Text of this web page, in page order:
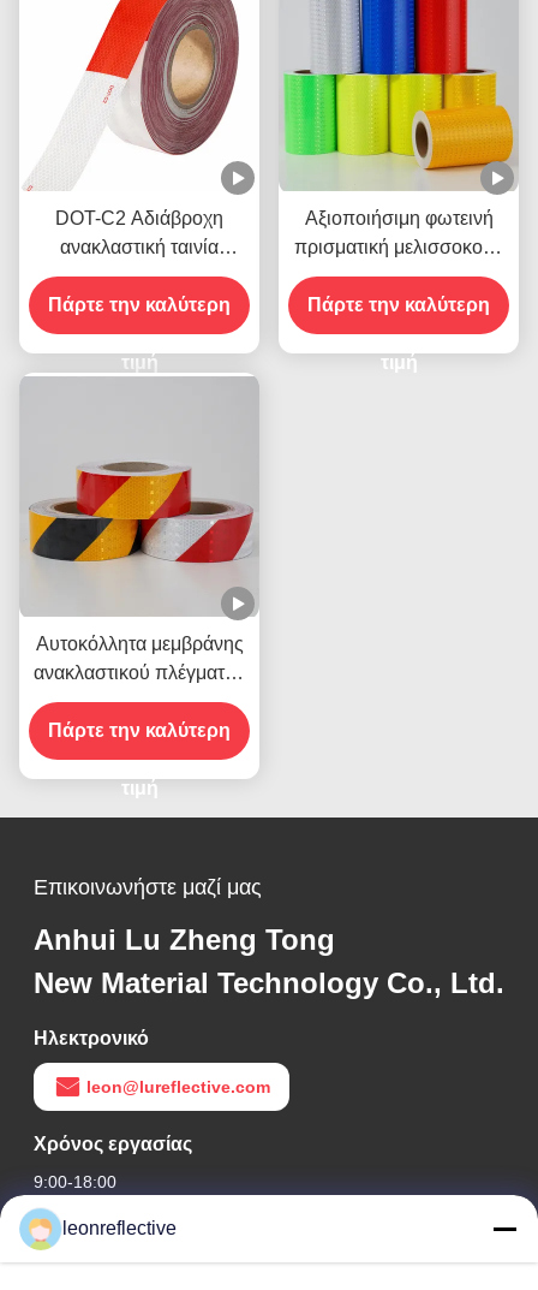
DOT-C2 Αδιάβροχη
ανακλαστική ταινία
ασφαλείας σε κόκκινο και
λευκό
Πάρτε την καλύτερη
τιμή
Αξιοποιήσιμη φωτεινή
πρισματική μελισσοκομή
αντανακλαστική σήμανση
ασφαλείας
Πάρτε την καλύτερη
τιμή
Αυτοκόλλητα μεμβράνης
ανακλαστικού πλέγματος
Crystal Grid, αυτοκόλλητο
πλέγμα ανακλαστικού
βινυλίου για σήμανση
δρόμων
Πάρτε την καλύτερη
τιμή
Επικοινωνήστε μαζί μας
Anhui Lu Zheng Tong
New Material Technology Co., Ltd.
Ηλεκτρονικό
leon@lureflective.com
Χρόνος εργασίας
9:00-18:00
Η διεύθυνσή μας
leonreflective